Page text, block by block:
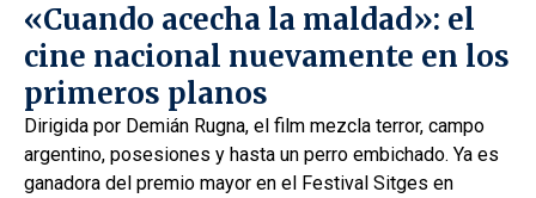
«Cuando acecha la maldad»: el
cine nacional nuevamente en los
primeros planos
Dirigida por Demián Rugna, el film mezcla terror, campo
argentino, posesiones y hasta un perro embichado. Ya es
ganadora del premio mayor en el Festival Sitges en